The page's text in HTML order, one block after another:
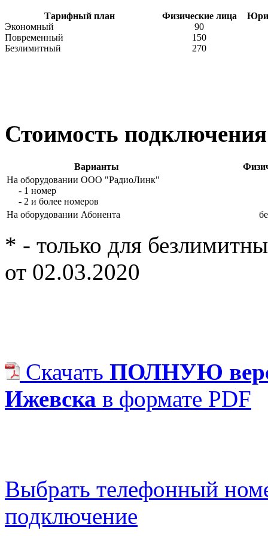
Тарифный план Физические лица
Экономный
90
Повременный
150
Безлимитный
270
Стоимость подключения
Варианты
На оборудовании ООО "РадиоЛинк"
- 1 номер
- 2 и более номеров
На оборудовании Абонента
* - только для
от 02.03.2020
Скачать ПОЛНУЮ
Ижевска в формате PDF
Выбрать телефонный
подключение